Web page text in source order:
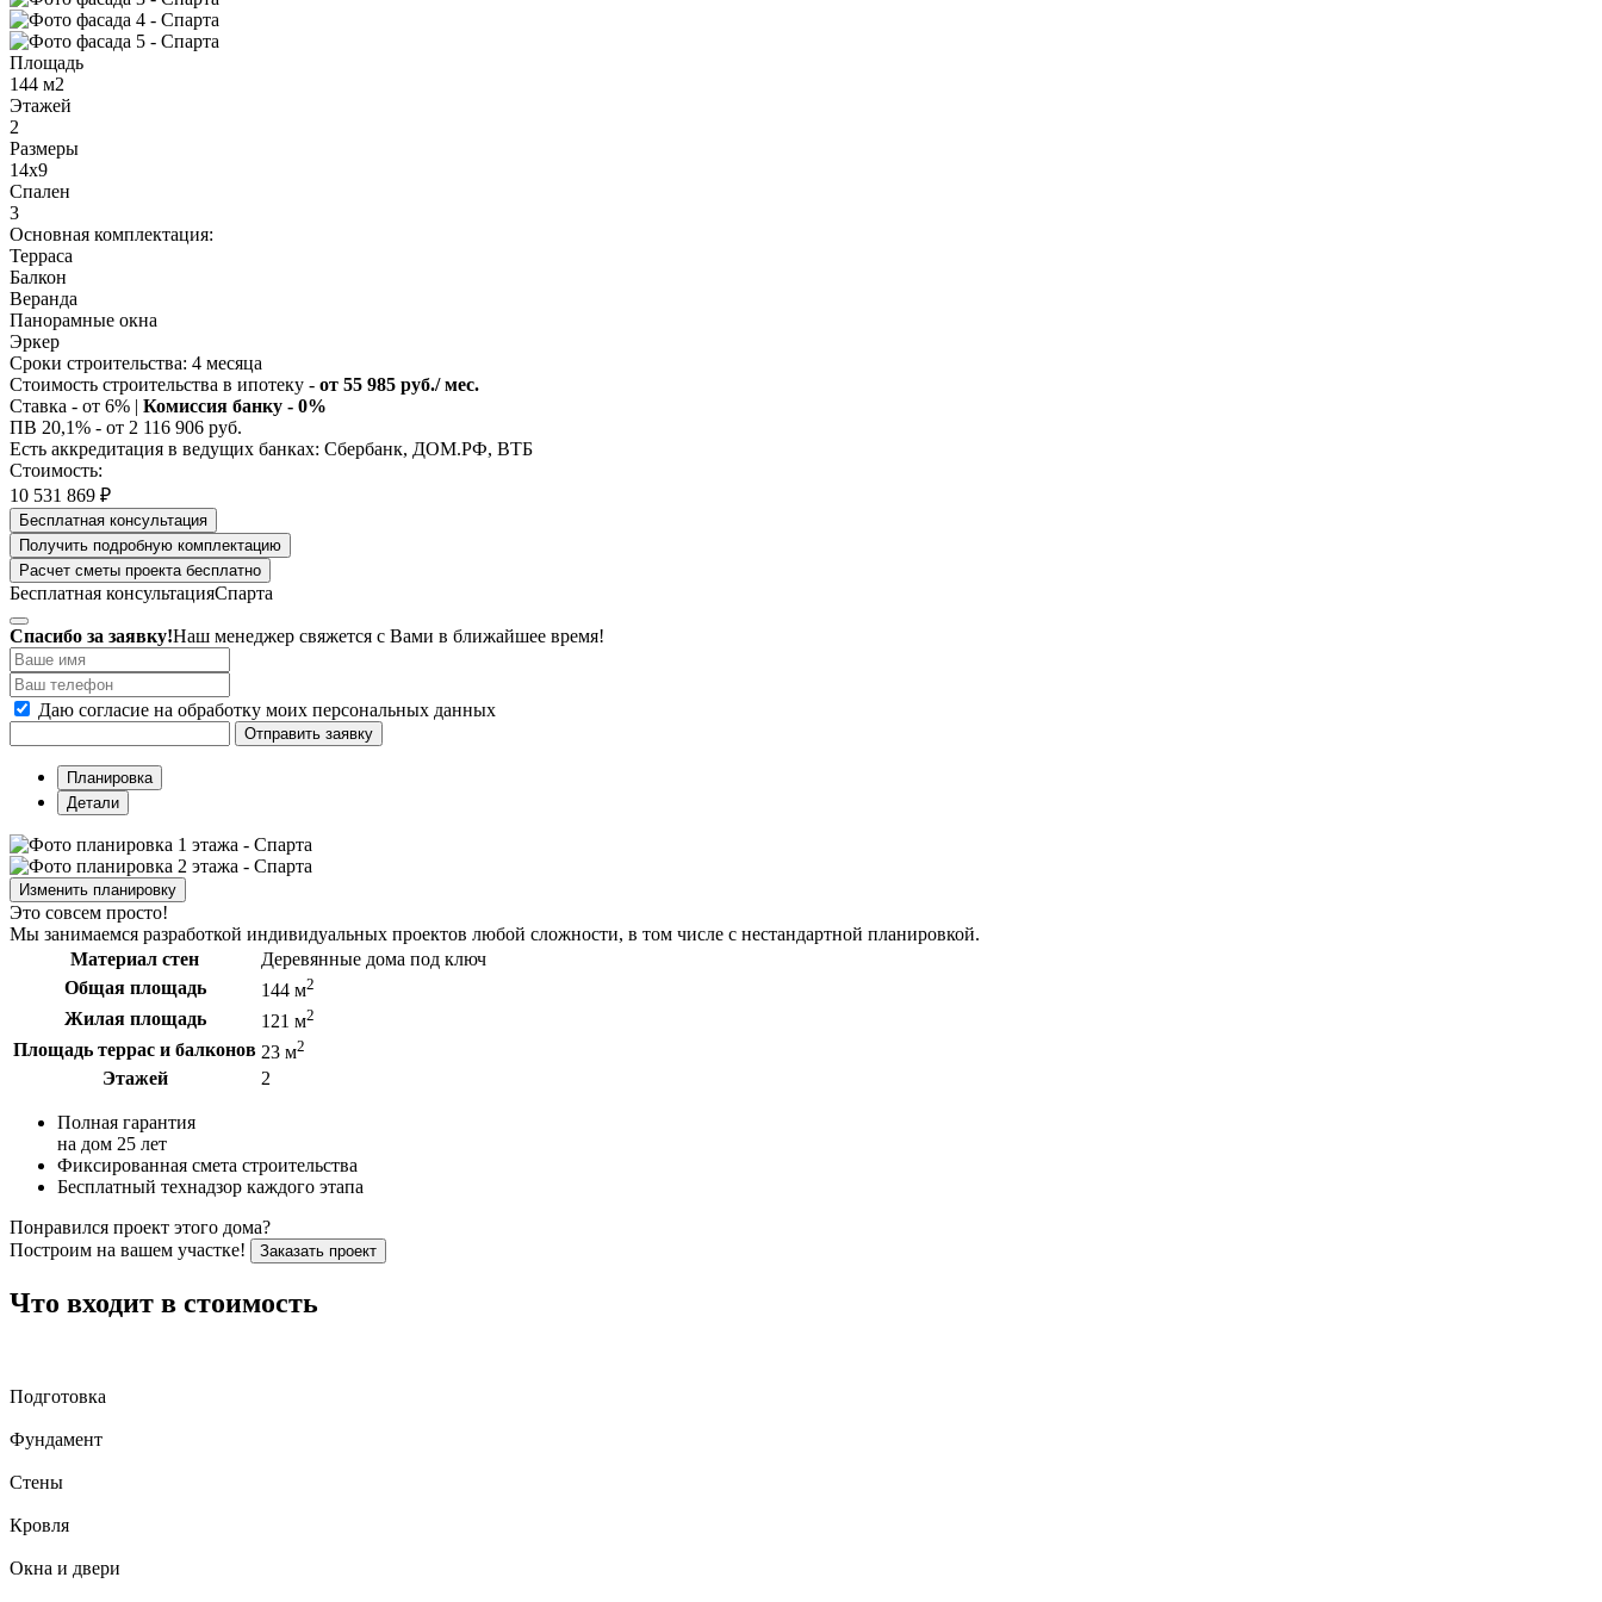
Площадь
144 м2
Этажей
2
Размеры
14х9
Спален
3
Основная комплектация:
Терраса
Балкон
Веранда
Панорамные окна
Эркер
Сроки строительства: 4 месяца
Стоимость строительства в ипотеку - от 55 985 руб./ мес.
Ставка - от 6% | Комиссия банку - 0%
ПВ 20,1% - от 2 116 906 руб.
Есть аккредитация в ведущих банках: Сбербанк, ДОМ.РФ, ВТБ
Стоимость:
10 531 869 ₽
Бесплатная консультация
Получить подробную комплектацию
Расчет сметы проекта бесплатно
Бесплатная консультацияСпарта
Спасибо за заявку!Наш менеджер свяжется с Вами в ближайшее время!
Даю согласие на обработку моих персональных данных
Отправить заявку
Планировка
Детали
Изменить планировку
Это совсем просто!
Мы занимаемся разработкой индивидуальных проектов любой сложности, в том числе с нестандартной планировкой.
Материал стен
Деревянные дома под ключ
Общая площадь
144 м2
Жилая площадь 121 м2
Площадь террас и балконов 23 м2
Этажей 2
Полная гарантия
на дом 25 лет
Фиксированная смета строительства
Бесплатный технадзор каждого этапа
Понравился проект этого дома?
Построим на вашем участке!
Заказать проект
Что входит в стоимость
Подготовка
Фундамент
Стены
Кровля
Окна и двери